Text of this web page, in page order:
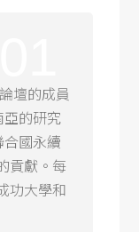
壇的成員
的研究
國永續
貢獻。每
功大學和